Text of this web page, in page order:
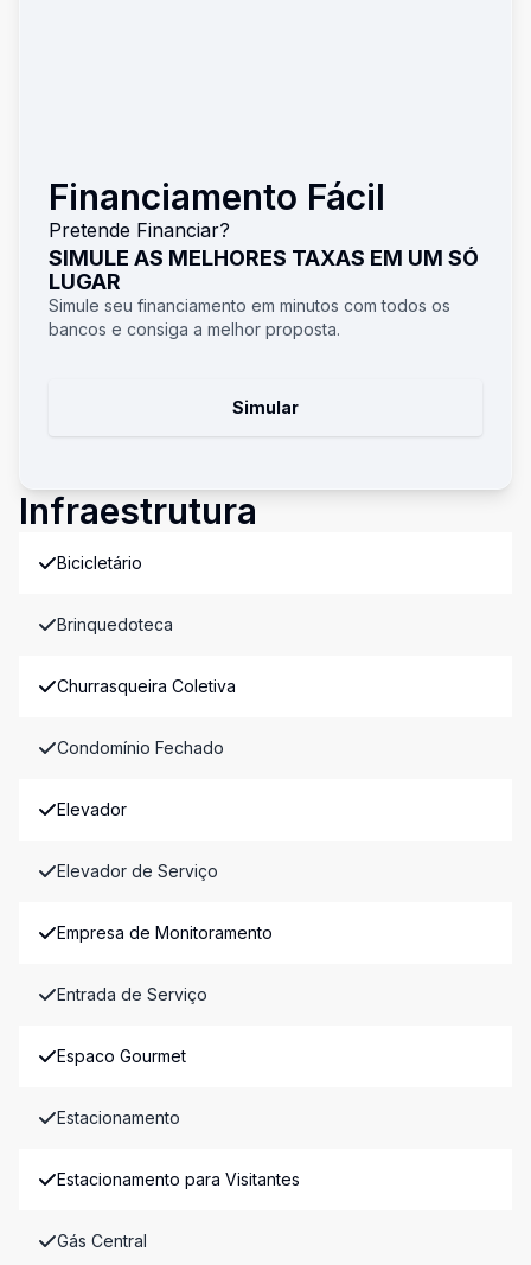
Financiamento Fácil
Pretende Financiar?
SIMULE AS MELHORES TAXAS EM UM SÓ
LUGAR
Simule seu financiamento em minutos com todos os
bancos e consiga a melhor proposta.
Simular
Infraestrutura
Bicicletário
Brinquedoteca
Churrasqueira Coletiva
Condomínio Fechado
Elevador
Elevador de Serviço
Empresa de Monitoramento
Entrada de Serviço
Espaco Gourmet
Estacionamento
Estacionamento para Visitantes
Gás Central